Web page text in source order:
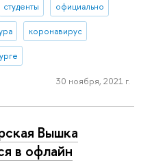
студенты официально
коронавирус
30 ноября, 2021 г.
Вышка
в офлайн